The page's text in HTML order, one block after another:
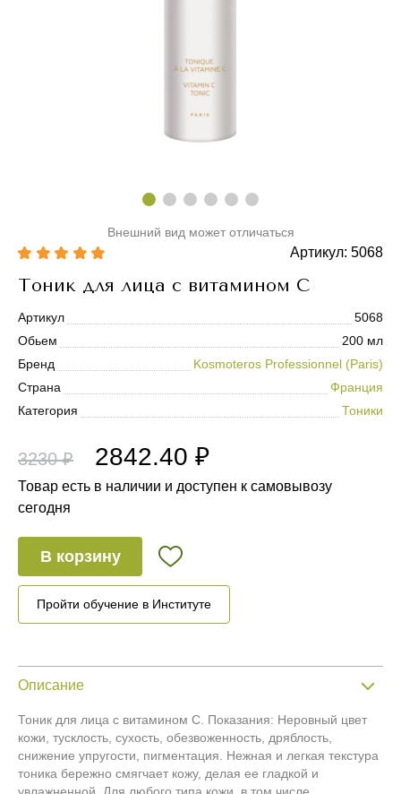
Внешний вид может отличаться
Артикул: 5068
Тоник для лица с витамином С
Артикул
5068
Обьем
200 мл
Бренд
Kosmoteros Professionnel (Paris)
Страна
Франция
Категория
Тоники
3230 ₽ 2842.40 ₽
Товар есть в наличии и доступен к самовывозу
сегодня
В корзину
Пройти обучение в Институте
Описание
Тоник для лица с витамином С. Показания: Неровный цвет
кожи, тусклость, сухость, обезвоженность, дряблость,
снижение упругости, пигментация. Нежная и легкая текстура
тоника бережно смягчает кожу, делая ее гладкой и